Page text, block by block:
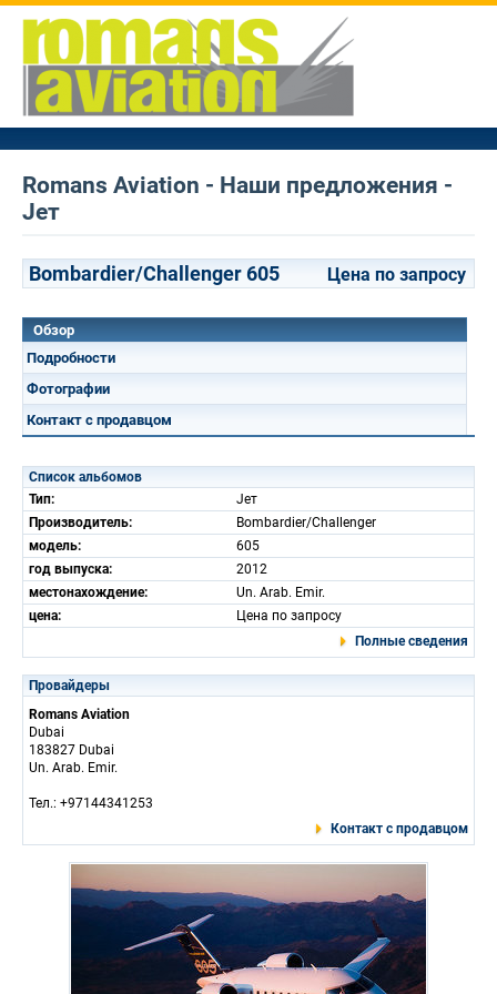
Romans Aviation - Наши предложения -
Jет
Bombardier/Challenger 605 Цена по запросу
Обзор
Подробности
Фотографии
Контакт с продавцом
Список альбомов
Тип:
Jет
Производитель:
Bombardier/Challenger
модель:
605
год выпуска:
2012
местонахождение:
Un. Arab. Emir.
цена:
Цена по запросу
Полные сведения
Провайдеры
Romans Aviation
Dubai
183827 Dubai
Un. Arab. Emir.
Тел.: +97144341253
Контакт с продавцом